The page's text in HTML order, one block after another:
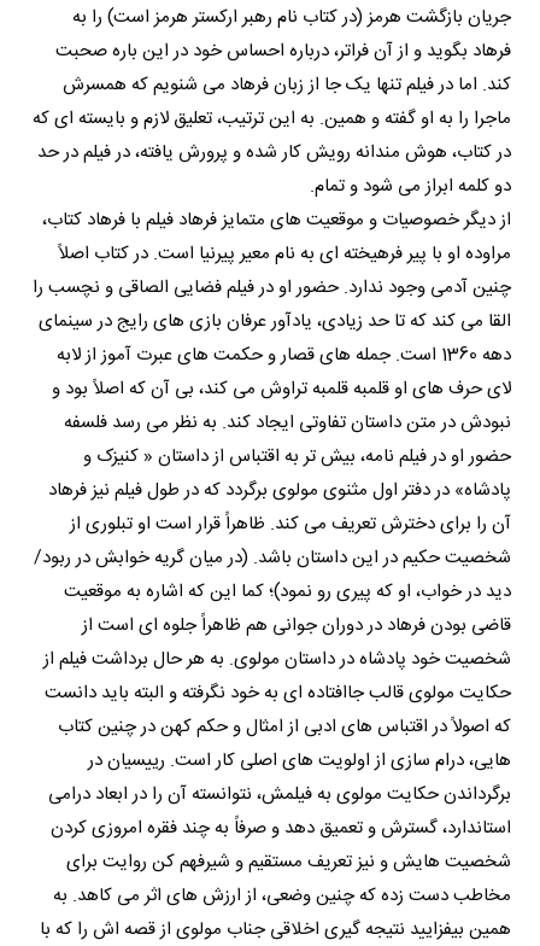
جریان بازگشت هرمز (در کتاب نام رهبر ارکستر هرمز است) را به
فرهاد بگوید و از آن فراتر، درباره احساس خود در این باره صحبت
کند. اما در فیلم تنها یک جا از زبان فرهاد می شنویم که همسرش
ماجرا را به او گفته و همین. به این ترتیب، تعلیق لازم و بایسته ای که
در کتاب، هوش مندانه رویش کار شده و پرورش یافته، در فیلم در حد
دو کلمه ابراز می شود و تمام.
از دیگر خصوصیات و موقعیت های متمایز فرهاد فیلم با فرهاد کتاب،
مراوده او با پیر فرهیخته ای به نام معیر پیرنیا است. در کتاب اصلاً
چنین آدمی وجود ندارد. حضور او در فیلم فضایی الصاقی و نچسب را
القا می کند که تا حد زیادی، یادآور عرفان بازی های رایج در سینمای
دهه 1360 است. جمله های قصار و حکمت های عبرت آموز از لابه
لای حرف های او قلمبه قلمبه تراوش می کند، بی آن که اصلاً بود و
نبودش در متن داستان تفاوتی ایجاد کند. به نظر می رسد فلسفه
حضور او در فیلم نامه، بیش تر به اقتباس از داستان « کنیزک و
پادشاه» در دفتر اول مثنوی مولوی برگردد که در طول فیلم نیز فرهاد
آن را برای دخترش تعریف می کند. ظاهراً قرار است او تبلوری از
شخصیت حکیم در این داستان باشد. (در میان گریه خوابش در ربود/
دید در خواب، او که پیری رو نمود)؛ کما این که اشاره به موقعیت
قاضی بودن فرهاد در دوران جوانی هم ظاهراً جلوه ای است از
شخصیت خود پادشاه در داستان مولوی. به هر حال برداشت فیلم از
حکایت مولوی قالب جاافتاده ای به خود نگرفته و البته باید دانست
که اصولاً در اقتباس های ادبی از امثال و حکم کهن در چنین کتاب
هایی، درام سازی از اولویت های اصلی کار است. رییسیان در
برگرداندن حکایت مولوی به فیلمش، نتوانسته آن را در ابعاد درامی
استاندارد، گسترش و تعمیق دهد و صرفاً به چند فقره امروزی کردن
شخصیت هایش و نیز تعریف مستقیم و شیرفهم کن روایت برای
مخاطب دست زده که چنین وضعی، از ارزش های اثر می کاهد. به
همین بیفزایید نتیجه گیری اخلاقی جناب مولوی از قصه اش را که با